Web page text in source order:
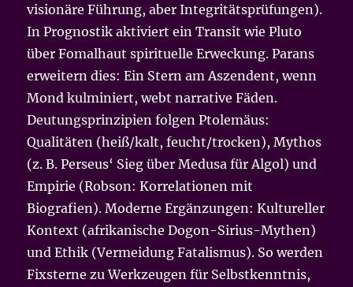
visionäre Führung, aber Integritätsprüfungen).
In Prognostik aktiviert ein Transit wie Pluto
über Fomalhaut spirituelle Erweckung. Parans
erweitern dies: Ein Stern am Aszendent, wenn
Mond kulminiert, webt narrative Fäden.
Deutungsprinzipien folgen Ptolemäus:
Qualitäten (heiß/kalt, feucht/trocken), Mythos
(z. B. Perseus‘ Sieg über Medusa für Algol) und
Empirie (Robson: Korrelationen mit
Biografien). Moderne Ergänzungen: Kultureller
Kontext (afrikanische Dogon-Sirius-Mythen)
und Ethik (Vermeidung Fatalismus). So werden
Fixsterne zu Werkzeugen für Selbstkenntnis,